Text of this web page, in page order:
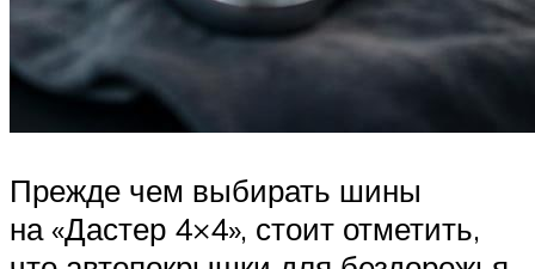
Прежде чем выбирать шины
на «Дастер 4×4», стоит отметить,